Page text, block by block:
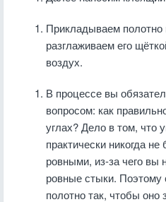
Прикладываем полотно
разглаживаем его
воздух.
В процессе вы
вопросом: как
углах? Дело в том, что
практически никогда
ровными, из-за чего вы
ровные стыки. Поэтому
полотно так, чтобы